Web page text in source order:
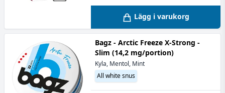
Lägg i varukorg
Bagz - Arctic Freeze X-Strong -
Slim (14,2 mg/portion)
Kyla, Mentol, Mint
All white snus